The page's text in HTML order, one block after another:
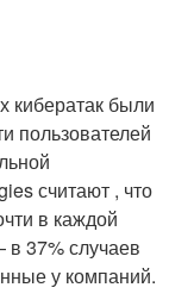
кибератак были
пользователей
считают , что
в каждой
37% случаев
у компаний.